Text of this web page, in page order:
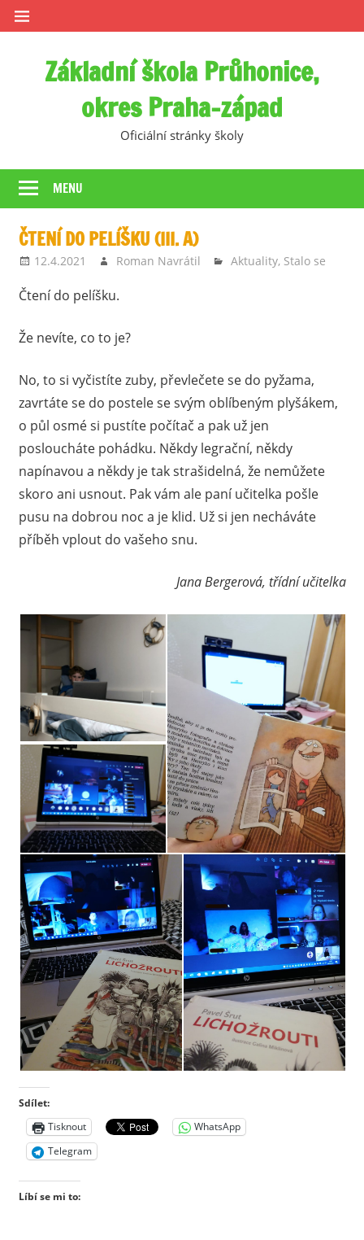
Skip
to
Základní škola Průhonice,
okres Praha-západ
Oficiální stránky školy
MENU
ČTENÍ DO PELÍŠKU (III. A)
12.4.2021 Roman Navrátil Aktuality, Stalo se
Čtení do pelíšku.
Že nevíte, co to je?
No, to si vyčistíte zuby, převlečete se do pyžama,
zavrtáte se do postele se svým oblíbeným plyšákem,
o půl osmé si pustíte počítač a pak už jen
posloucháte pohádku. Někdy legrační, někdy
napínavou a někdy je tak strašidelná, že nemůžete
skoro ani usnout. Pak vám ale paní učitelka pošle
pusu na dobrou noc a je klid. Už si jen necháváte
příběh vplout do vašeho snu.
Jana Bergerová, třídní učitelka
Sdílet:
Tisknout
WhatsApp
Telegram
Líbí se mi to: